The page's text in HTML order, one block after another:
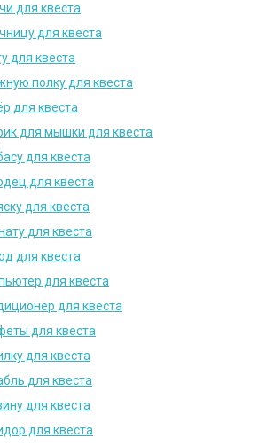
для квеста
для квеста
для квеста
полку для квеста
для квеста
для мышки для квеста
для квеста
для квеста
для квеста
для квеста
для квеста
для квеста
для квеста
для квеста
для квеста
для квеста
для квеста
для квеста